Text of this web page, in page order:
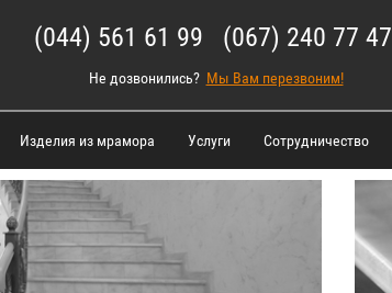
(044) 561 61 99 (067) 240 77 47
Не дозвонились? Мы Вам перезвоним!
Изделия из мрамора Услуги Сотрудничество